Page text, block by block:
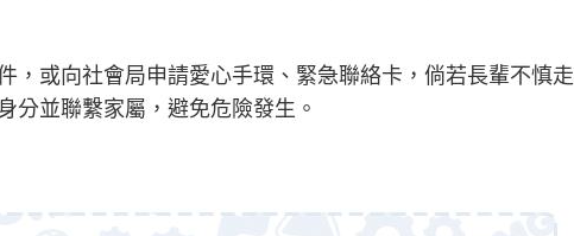
，或向社會局申請愛心手環、緊急聯絡卡，倘若長輩不慎走
分並聯繫家屬，避免危險發生。